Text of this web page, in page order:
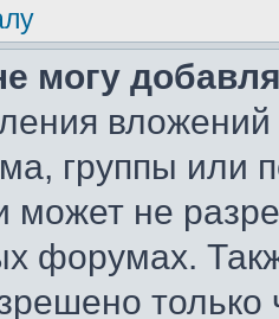
могу
группы или
может не
форумах.